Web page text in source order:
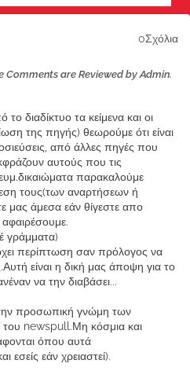
0Σχόλια
Comments are Reviewed by Admin.
διαδίκτυο τα κείμενα και οι
της πηγής) θεωρούμε ότι είναι
από άλλες πηγές που
αυτούς που τις
παρακαλούμε
τους(των αναρτήσεων ή
μας άμεσα εάν θίγεστε απο
γράμματα)
περίπτωση σαν πρόλογος να
είναι η δική μας άποψη για το
να την διαβάσει...
προσωπική γνώμη των
του newspull.Μη κόσμια και
όπου αυτά
εσείς εάν χρειαστεί).